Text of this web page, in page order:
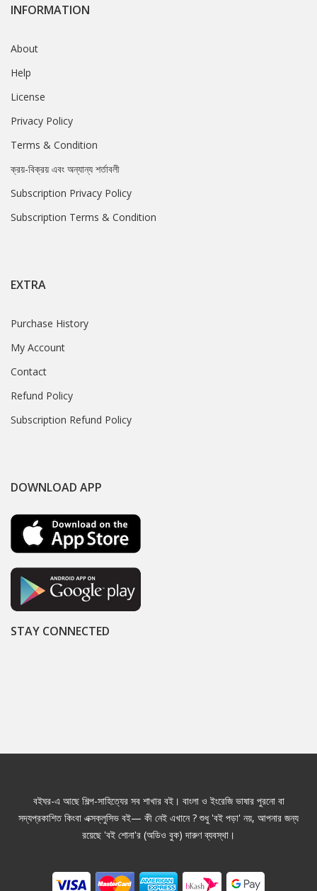
INFORMATION
About
Help
License
Privacy Policy
Terms & Condition
ক্রয়-বিক্রয় এবং অন্যান্য শর্তাবলী
Subscription Privacy Policy
Subscription Terms & Condition
EXTRA
Purchase History
My Account
Contact
Refund Policy
Subscription Refund Policy
DOWNLOAD APP
STAY CONNECTED
বইঘর-এ আছে শিল্প-সাহিত্যের সব শাখার বই। বাংলা ও ইংরেজি ভাষার পুরনো বা
সদ্যপ্রকাশিত কিংবা এক্সক্লুসিভ বই— কী নেই এখানে ? শুধু 'বই পড়া' নয়, আপনার জন্য
রয়েছে 'বই শোনা'র (অডিও বুক) দারুণ ব্যবস্থা।